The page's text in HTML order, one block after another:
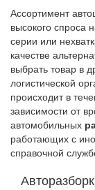
Ассортимент
высокого спроса
серии или
качестве
выбрать товар в
логистической
происходит в
зависимости от
автомобильных
работающих с
справочной